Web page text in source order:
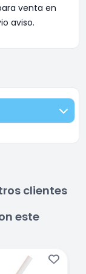
venta en
aviso.
clientes
este